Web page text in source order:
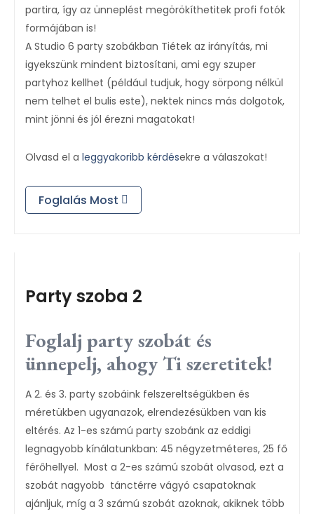
partira, így az ünneplést megörökíthetitek profi fotók
formájában is!
A Studio 6 party szobákban Tiétek az irányítás, mi
igyekszünk mindent biztosítani, ami egy szuper
partyhoz kellhet (például tudjuk, hogy sörpong nélkül
nem telhet el bulis este), nektek nincs más dolgotok,
mint jönni és jól érezni magatokat!
Olvasd el a leggyakoribb kérdésekre a válaszokat!
Foglalás Most
Party szoba 2
Foglalj party szobát és
ünnepelj, ahogy Ti szeretitek!
A 2. és 3. party szobáink felszereltségükben és
méretükben ugyanazok, elrendezésükben van kis
eltérés. Az 1-es számú party szobánk az eddigi
legnagyobb kínálatunkban: 45 négyzetméteres, 25 fő
férőhellyel. Most a 2-es számú szobát olvasod, ezt a
szobát nagyobb tánctérre vágyó csapatoknak
ajánljuk, míg a 3 számú szobát azoknak, akiknek több